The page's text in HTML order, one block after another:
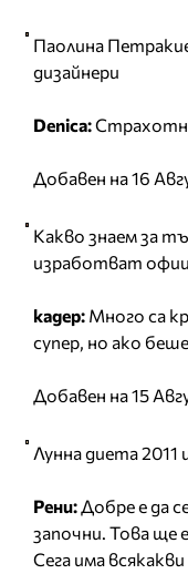
Паолина
дизайнери
Denica:
Добавен на 16
Какво знаем за
изработват
кадер: Много са
супер, но ако
Добавен на 15
Лунна диета 2011
Рени:Добре е да
започни. Това ще
Сега има